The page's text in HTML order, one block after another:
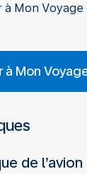
à Mon
à Mon
de l’avion